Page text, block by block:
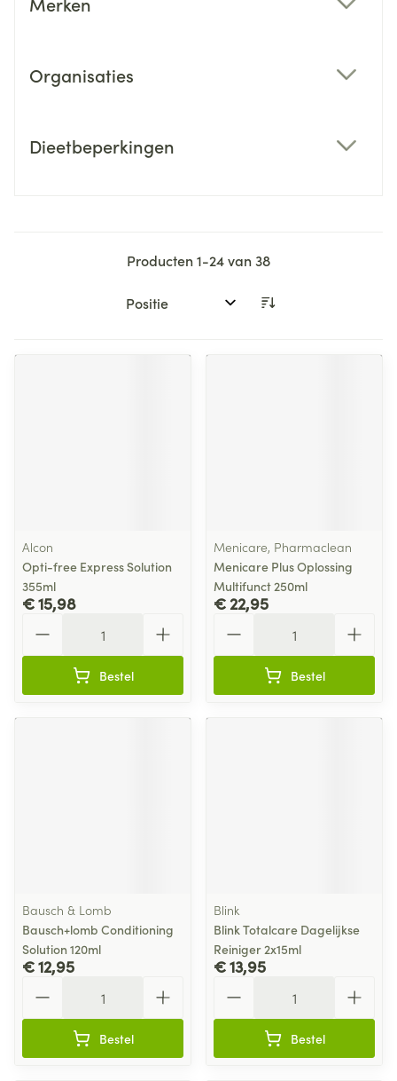
Organisaties
Dieetbeperkingen
Producten1-24van38
Sorteer op:
Alcon
Opti-free Express Solution
355ml
€ 15,98
Bestel
Menicare, Pharmaclean
Menicare Plus Oplossing
Multifunct 250ml
€ 22,95
Bestel
Bausch & Lomb
Bausch+lomb Conditioning
Solution 120ml
€ 12,95
Bestel
Blink
Blink Totalcare Dagelijkse
Reiniger 2x15ml
€ 13,95
Bestel